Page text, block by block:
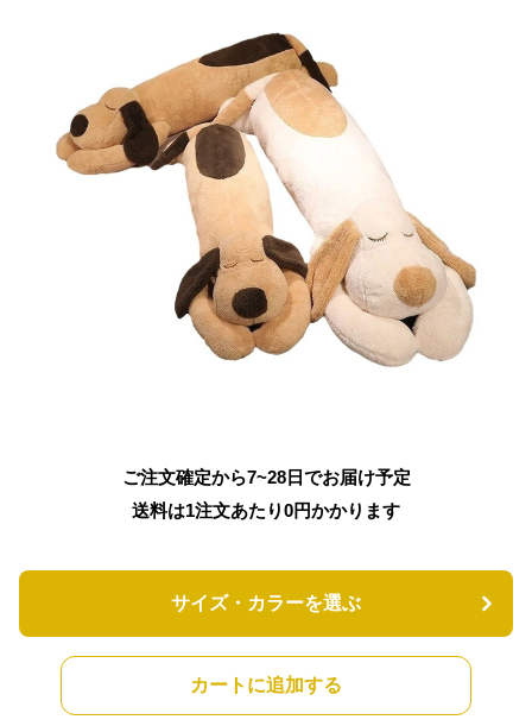
ご注文確定から7~28日でお届け予定
送料は1注文あたり0円かかります
サイズ・カラーを選ぶ
カートに追加する